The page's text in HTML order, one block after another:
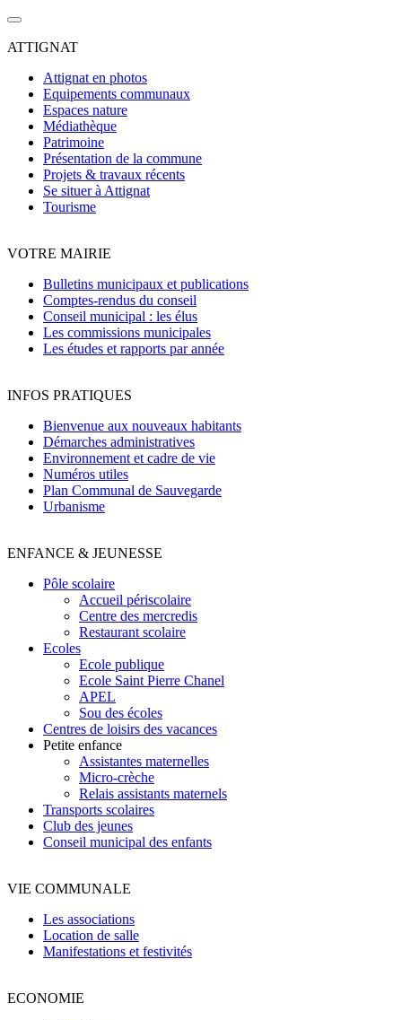
ATTIGNAT
Attignat en photos
Equipements communaux
Espaces nature
Médiathèque
Patrimoine
Présentation de la commune
Projets & travaux récents
Se situer à Attignat
Tourisme
VOTRE MAIRIE
Bulletins municipaux et publications
Comptes-rendus du conseil
Conseil municipal : les élus
Les commissions municipales
Les études et rapports par année
INFOS PRATIQUES
Bienvenue aux nouveaux habitants
Démarches administratives
Environnement et cadre de vie
Numéros utiles
Plan Communal de Sauvegarde
Urbanisme
ENFANCE & JEUNESSE
Pôle scolaire
Accueil périscolaire
Centre des mercredis
Restaurant scolaire
Ecoles
Ecole publique
Ecole Saint Pierre Chanel
APEL
Sou des écoles
Centres de loisirs des vacances
Petite enfance
Assistantes maternelles
Micro-crèche
Relais assistants maternels
Transports scolaires
Club des jeunes
Conseil municipal des enfants
VIE COMMUNALE
Les associations
Location de salle
Manifestations et festivités
ECONOMIE